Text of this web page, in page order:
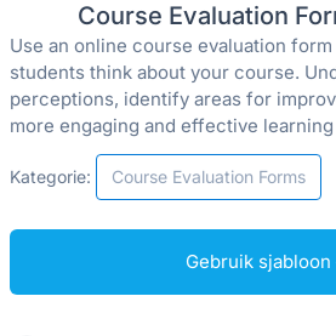
Course Evaluation
Use an online course evaluation
students think about your course.
perceptions, identify areas for
more engaging and effective
Kategorie: Course Evaluation Forms
Gebruik sjabloon